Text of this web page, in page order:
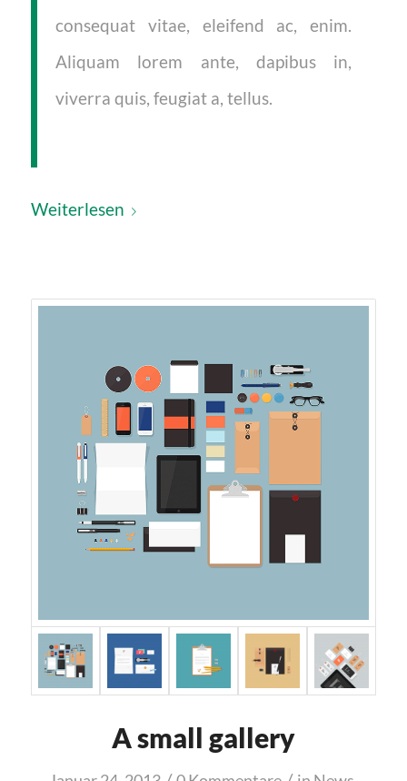
consequat vitae, eleifend ac, enim.
Aliquam lorem ante, dapibus in,
viverra quis, feugiat a, tellus.
Weiterlesen
A small gallery